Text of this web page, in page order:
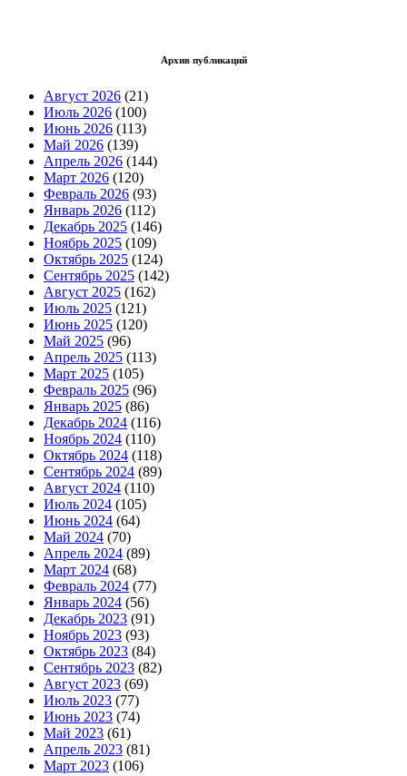
Архив публикаций
Август 2026 (21)
Июль 2026 (100)
Июнь 2026 (113)
Май 2026 (139)
Апрель 2026 (144)
Март 2026 (120)
Февраль 2026 (93)
Январь 2026 (112)
Декабрь 2025 (146)
Ноябрь 2025 (109)
Октябрь 2025 (124)
Сентябрь 2025 (142)
Август 2025 (162)
Июль 2025 (121)
Июнь 2025 (120)
Май 2025 (96)
Апрель 2025 (113)
Март 2025 (105)
Февраль 2025 (96)
Январь 2025 (86)
Декабрь 2024 (116)
Ноябрь 2024 (110)
Октябрь 2024 (118)
Сентябрь 2024 (89)
Август 2024 (110)
Июль 2024 (105)
Июнь 2024 (64)
Май 2024 (70)
Апрель 2024 (89)
Март 2024 (68)
Февраль 2024 (77)
Январь 2024 (56)
Декабрь 2023 (91)
Ноябрь 2023 (93)
Октябрь 2023 (84)
Сентябрь 2023 (82)
Август 2023 (69)
Июль 2023 (77)
Июнь 2023 (74)
Май 2023 (61)
Апрель 2023 (81)
Март 2023 (106)